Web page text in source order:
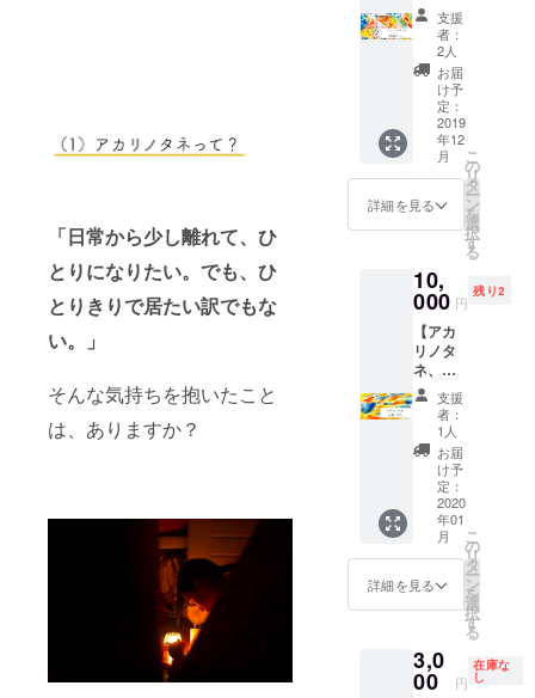
「日常から少し離れて、ひ
とりになりたい。でも、ひ
とりきりで居たい訳でもな
い。」
そんな気持ちを抱いたこと
は、ありますか？
＊クラ
ウド
ファン
ディン
グ終了
次第、
こちら
から再
ていた
だきま
せん
か？ ＊
場づく
りやア
カリノ
タネに
ついて
の想い
などを
にてお
知らせ
ラファ
ン終了
後、再
度ご連
絡させ
ていた
だきま
す。 ※
メール
アドレ
スは必
ず誤り
のない
ように
い。
いただ
きま
す。 ※
メール
アドレ
スは必
ず誤り
のない
ように
ご記入
くださ
ルギー
などあ
る方が
いらっ
しゃい
ました
ら、備
考欄に
記載お
願いし
ます。
方は、
「特に
で大丈
夫で
す。）
※メール
アドレ
スは必
ず誤り
のない
ように
ご記入
くださ
い。
当日ご
招待チ
ケット
（1000
円分
ケータ
リング
代込
み）＋
大家か
ら手書
きのお
ノタネ
企画
書】 ア
カリノ
タネを
ただた
だ応援
してく
れてい
て、東
京開催
にも来
てくれ
るあな
たへ。
11月23
日東京
と、大
家から
支援
者：
2人
お届
け予
定：
2019
年12
月
詳細を見る
こ
の
リ
タ
ー
ン
を
選
択
す
る
10,
000 円
残り2
【アカ
リノタ
ネ、出
張しま
す！】
「アカ
リノタ
ネ、う
ちの地
域にも
来てほ
しい」
「うち
のお店
でも
い」と
いう方
支援
者：
1人
お届
け予
定：
2020
年01
月
詳細を見る
こ
の
リ
タ
ー
ン
を
選
択
す
る
3,0
00 円
在庫な
し